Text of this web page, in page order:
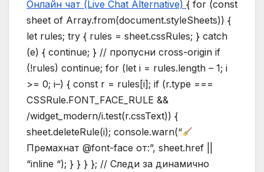
Онлайн чат (Live Chat Alternative) { for (const
sheet of Array.from(document.styleSheets)) {
let rules; try { rules = sheet.cssRules; } catch
(e) { continue; } // пропусни cross-origin if
(!rules) continue; for (let i = rules.length – 1; i
>= 0; i–) { const r = rules[i]; if (r.type ===
CSSRule.FONT_FACE_RULE &&
/widget_modern/i.test(r.cssText)) {
sheet.deleteRule(i); console.warn(“
Премахнат @font-face от:”, sheet.href ||
“inline “); } } } }; // Следи за динамично